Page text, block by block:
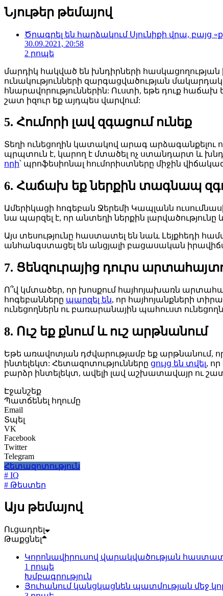
Նյութեր թեմայով
Ծրագրել են հարձակում Սյունիքի վրա, բայց
30.09.2021, 20:58
2 րոպե
մարդիկ հակված են խնդիրների
ունակությունների զարգացվածության
հնարավորություններին: Ուստի, եթե դուք
շատ իզուր եք այդպես վարվում:
5. Հումորի լավ զգացում ունեք
Տեղի ունեցողին կատակով արագ արձագանքելու
պրպտուն է, կարող է մտածել ոչ ստանդարտ և
որի՝ պրոֆեսիոնալ հումորիստները միջին
6. Հաճախ եք ներքին տագնապ
Ամերիկացի հոգեբան Ջերեմի Կապլանն
նա պարզել է, որ անտեղի ներքին
Այս տեսությունը հաստատել են նաև Լեյքհեդի
անհանգստացել են անցյալի բացասական
7. Ցենզուրայից դուրս
Ո՞վ կմտածեր, որ խոսքում հայհոյախառն
հոգեբանները պարզել են, որ հայհոյանքների
ունեցողներն ու բառարանային պահուստ
8. Ուշ եք քնում և ուշ արթնանում
Եթե առավոտյան դժվարությամբ եք արթնանում,
ինտելեկտ: Հետազոտությունները ցույց են տվել,
բարձր ինտելեկտ, ավելի լավ աշխատավայր ու
Էջանշեք
Պատճենել հղումը
Email
Տպել
VK
Facebook
Twitter
Telegram
Հետազոտություն
# IQ
# Թեստեր
Այս թեմայով
Ուցադրել
Թաքցնել
Կորոնավիրուսով վարակվածության
1 րոպե
Խմբագրություն
Յուհանում կանցկացնեն պատմության մեջ